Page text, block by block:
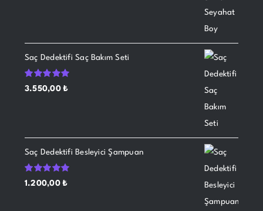
Saç Dedektifi Saç Bakım Seti
5
üzerinden
3.550,00₺
Saç Dedektifi Besleyici Şampuan
5
üzerinden
1.200,00₺